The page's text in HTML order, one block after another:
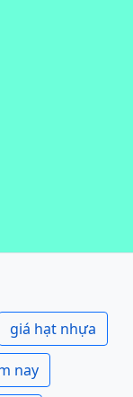
giá hạt nhựa
nay